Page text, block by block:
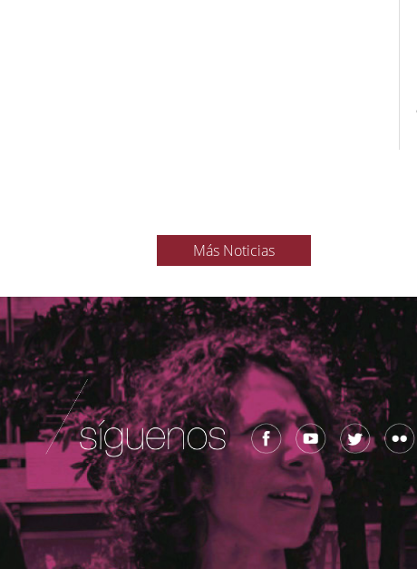
Más Noticias